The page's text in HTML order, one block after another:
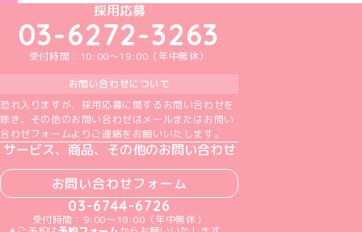
めいどりーみんTikTok公式アカウント
めいどりーみんX公式アカウント
めいどりーみんInstagram公式アカウント
めいどりーみんFacebook公式アカウン
めいどりーみんYouTube公式アカ
採用応募
03-6272-3263
受付時間：10:00～19:00（年中無休）
お問い合わせについて
恐れ入りますが、採用応募に関するお問い合わせを
除き、その他のお問い合わせはメールまたはお問い
合わせフォームよりご連絡をお願いいたします。
サービス、商品、その他のお問い合わせ
お問い合わせフォーム
03-6744-6726
受付時間：9:00～18:00（年中無休）